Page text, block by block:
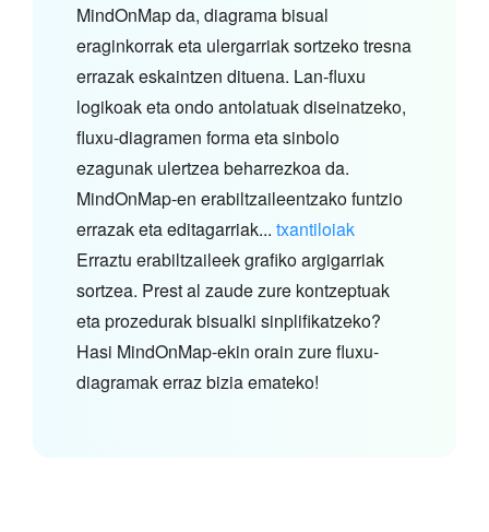
MindOnMap da, diagrama bisual
eraginkorrak eta ulergarriak sortzeko tresna
errazak eskaintzen dituena. Lan-fluxu
logikoak eta ondo antolatuak diseinatzeko,
fluxu-diagramen forma eta sinbolo
ezagunak ulertzea beharrezkoa da.
MindOnMap-en erabiltzaileentzako funtzio
errazak eta editagarriak... txantiloiak
Erraztu erabiltzaileek grafiko argigarriak
sortzea. Prest al zaude zure kontzeptuak
eta prozedurak bisualki sinplifikatzeko?
Hasi MindOnMap-ekin orain zure fluxu-
diagramak erraz bizia emateko!